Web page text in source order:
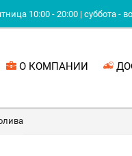
10:00 - 20:00 | суббота -
О КОМПАНИИ